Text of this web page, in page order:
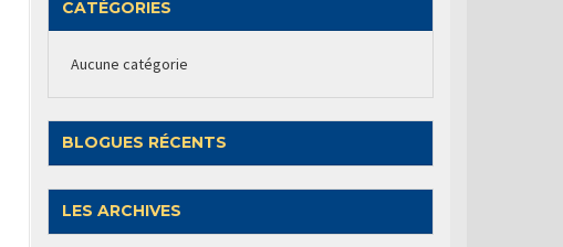
CATÉGORIES
Aucune catégorie
BLOGUES RÉCENTS
LES ARCHIVES